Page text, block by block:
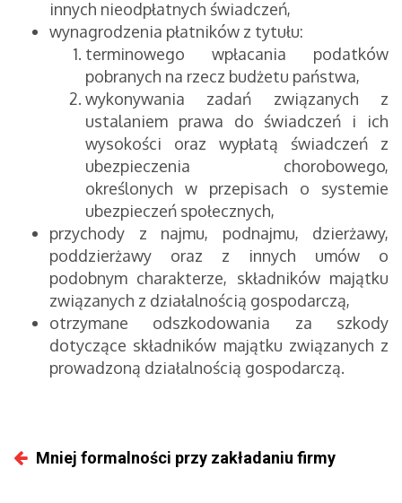
innych nieodpłatnych świadczeń,
wynagrodzenia płatników z tytułu:
terminowego wpłacania podatków
pobranych na rzecz budżetu państwa,
wykonywania zadań związanych z
ustalaniem prawa do świadczeń i ich
wysokości oraz wypłatą świadczeń z
ubezpieczenia chorobowego,
określonych w przepisach o systemie
ubezpieczeń społecznych,
przychody z najmu, podnajmu, dzierżawy,
poddzierżawy oraz z innych umów o
podobnym charakterze, składników majątku
związanych z działalnością gospodarczą,
otrzymane odszkodowania za szkody
dotyczące składników majątku związanych z
prowadzoną działalnością gospodarczą.
Mniej formalności przy zakładaniu firmy